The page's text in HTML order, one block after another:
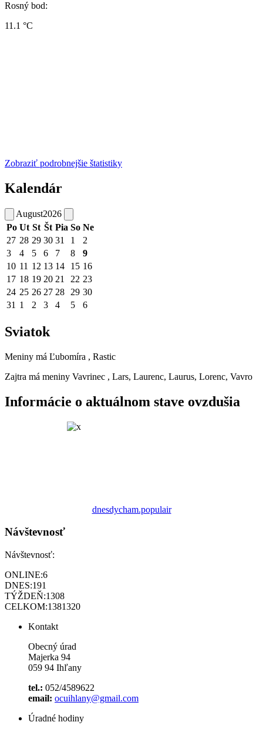
Rosný bod:
11.1 °C
Zobraziť podrobnejšie štatistiky
Kalendár
August2026
Po Ut St Št Pia So Ne
27 28 29 30 31 1
2
3
4 5 6 7 8
9
10 11 12 13 14 15 16
17 18 19 20 21 22 23
24 25 26 27 28 29 30
31 1 2 3 4 5 6
Sviatok
Meniny má Ľubomíra , Rastic
Zajtra má meniny Vavrinec , Lars, Laurenc, Laurus, Lorenc, Vavro
Informácie o aktuálnom stave ovzdušia
dnesdycham.populair
Návštevnosť
Návštevnosť:
ONLINE:6
DNES:191
TÝŽDEŇ:1308
CELKOM:1381320
Kontakt
Obecný úrad
Majerka 94
059 94 Ihľany
tel.: 052/4589622
email: ocuihlany@gmail.com
Úradné hodiny